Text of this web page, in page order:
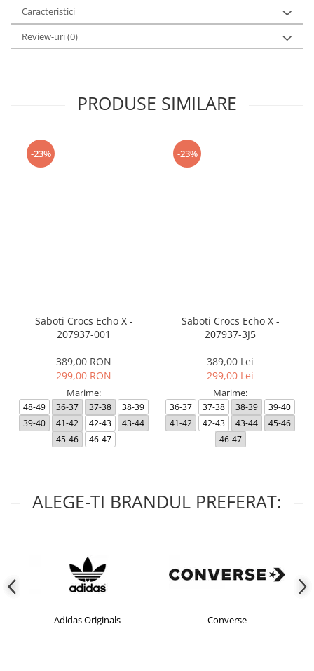
Caracteristici
Review-uri(0)
PRODUSE SIMILARE
-23%
Saboti Crocs Echo X -
207937-001
389,00 RON
299,00 RON
Marime:
48-49 36-37 37-38
38-39
39-40
41-42 42-43
43-44
45-46
46-47
-23%
Saboti Crocs Echo X -
207937-3J5
389,00 Lei
299,00 Lei
Marime:
36-37 37-38 38-39
39-40
41-42
42-43 43-44
45-46
46-47
ALEGE-TI BRANDUL PREFERAT:
Adidas Originals Converse